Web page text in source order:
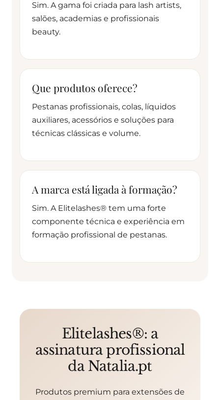
Sim. A gama foi criada para lash artists,
salões, academias e profissionais
beauty.
Que produtos oferece?
Pestanas profissionais, colas, líquidos
auxiliares, acessórios e soluções para
técnicas clássicas e volume.
A marca está ligada à formação?
Sim. A Elitelashes® tem uma forte
componente técnica e experiência em
formação profissional de pestanas.
Elitelashes®: a
assinatura profissional
da Natalia.pt
Produtos premium para extensões de